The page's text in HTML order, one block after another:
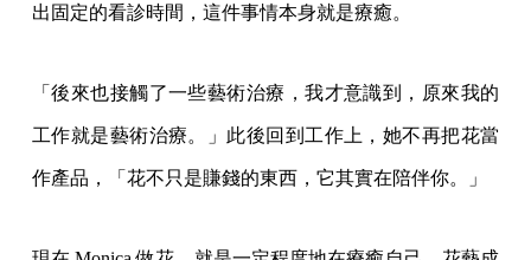
出固定的看診時間，這件事情本身就是療癒。
「後來也接觸了一些藝術治療，我才意識到，原來我的
工作就是藝術治療。」此後回到工作上，她不再把花當
作產品，「花不只是賺錢的東西，它其實在陪伴你。」